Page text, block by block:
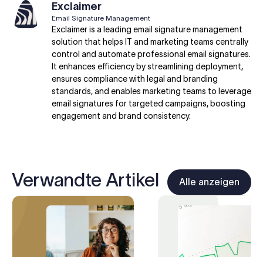
Exclaimer
Email Signature Management
Exclaimer is a leading email signature management
solution that helps IT and marketing teams centrally
control and automate professional email signatures.
It enhances efficiency by streamlining deployment,
ensures compliance with legal and branding
standards, and enables marketing teams to leverage
email signatures for targeted campaigns, boosting
engagement and brand consistency.
Verwandte Artikel Alle anzeigen